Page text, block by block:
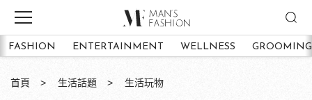
FASHION ENTERTAINMENT WELLNESS GROOMING
首頁 生活話題 生活玩物